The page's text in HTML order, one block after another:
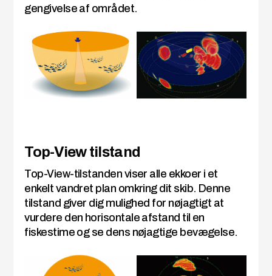
gengivelse af området.
Top-View tilstand
Top-View-tilstanden viser alle ekkoer i et
enkelt vandret plan omkring dit skib. Denne
tilstand giver dig mulighed for nøjagtigt at
vurdere den horisontale afstand til en
fiskestime og se dens nøjagtige bevægelse.